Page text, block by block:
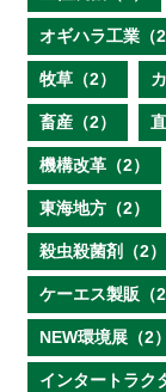
オギハラ工業（2
牧草（2）
畜産（2）
機構改革（2）
東海地方（2）
殺虫殺菌剤（2）
ケーエス製販（2
NEW環境展（2）
インタートラク